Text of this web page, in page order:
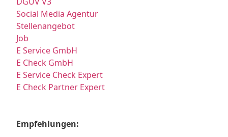
Social Media Agentur
Stellenangebot
Job
E Service GmbH
E Check GmbH
E Service Check Expert
E Check Partner Expert
Empfehlungen: